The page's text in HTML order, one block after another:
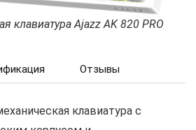
клавиатура Ajazz AK 820 PRO
Отзывы
клавиатура с